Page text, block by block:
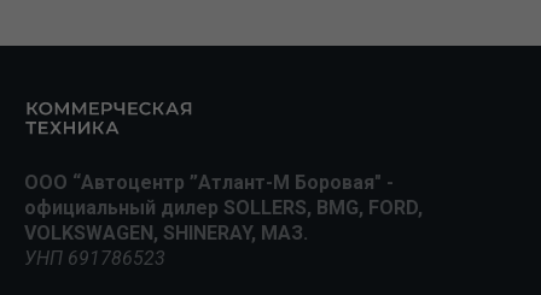
ООО “Автоцентр ”Атлант-М Боровая" -
официальный дилер SOLLERS, BMG, FORD,
VOLKSWAGEN, SHINERAY, МАЗ.
УНП 691786523